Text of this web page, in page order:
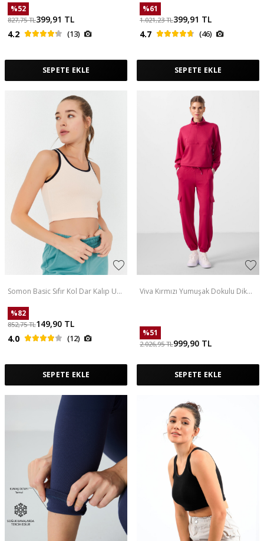
%52
827,75TL399,91 TL
4.2
(13)
SEPETE EKLE
%61
1.021,23TL399,91 TL
4.7
(46)
SEPETE EKLE
Somon Basic Sıfır Kol Dar Kalıp U
%82
852,75TL149,90 TL
4.0
(12)
SEPETE EKLE
Viva Kırmızı Yumuşak Dokulu Dik
%51
2.026,95TL999,90 TL
SEPETE EKLE